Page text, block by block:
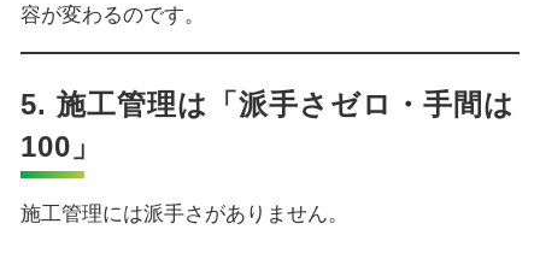
容が変わるのです。
5. 施工管理は「派手さゼロ・手間は
100」
施工管理には派手さがありません。